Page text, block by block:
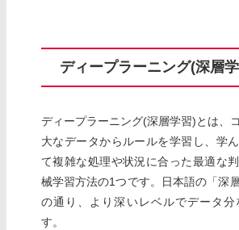
ディープラーニング(深層
ディープラーニング(深層学習)とは、
大なデータからルールを学習し、学
て複雑な処理や状況に合った最適な
械学習方法の1つです。日本語の「深
の通り、より深いレベルでデータ分
す。